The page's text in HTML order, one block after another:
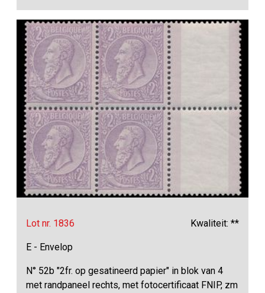
Lot nr. 1836 Kwaliteit: **
E - Envelop
N° 52b "2fr. op gesatineerd papier" in blok van 4
met randpaneel rechts, met fotocertificaat FNIP, zm